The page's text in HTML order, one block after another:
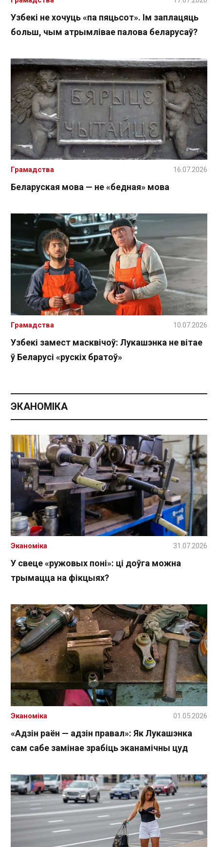
Узбекі не хочуць «па пяцьсот». Ім заплацяць
больш, чым атрымлівае палова беларусаў?
Беларуская мова — не «бедная» мова
Грамадства 16.07.2026
Узбекі замест масквічоў: Лукашэнка не вітае
ў Беларусі «рускіх братоў»
Грамадства 10.07.2026
ЭКАНОМІКА
У свеце «ружовых поні»: ці доўга можна
трымацца на фікцыях?
Эканоміка 31.07.2026
«Адзін раён — адзін правал»: Як Лукашэнка
сам сабе замінае зрабіць эканамічны цуд
Эканоміка 01.05.2026